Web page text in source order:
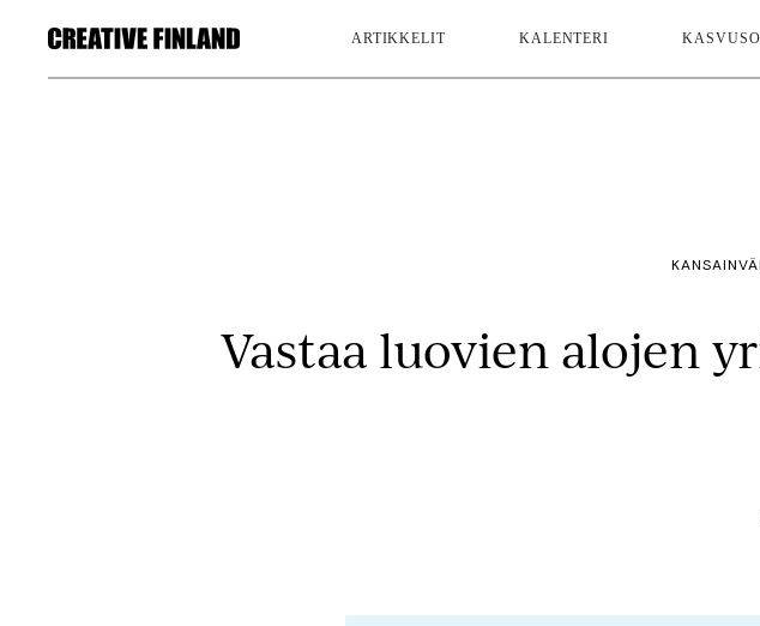
ARTIKKELIT KALENTERI
Vastaa luovien alojen